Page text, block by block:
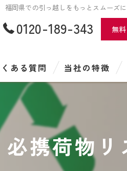
福岡県での引っ越しをもっとスムーズ
0120-189-343 無
ある質問 当社の特徴
遺品整理
特殊清掃
引越し
携荷物リ